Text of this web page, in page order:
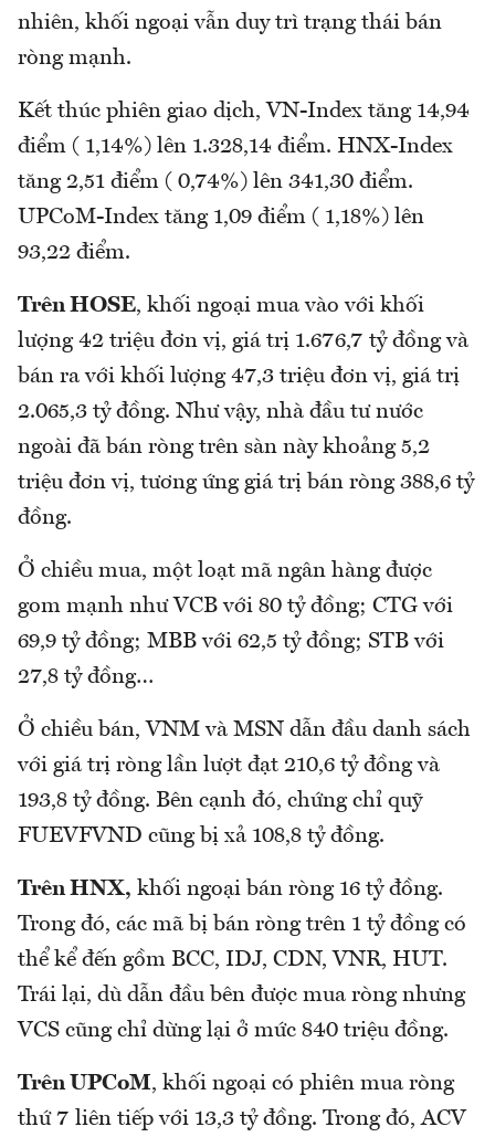
nhiên, khối ngoại vẫn duy trì trạng thái bán
ròng mạnh.
Kết thúc phiên giao dịch, VN-Index tăng 14,94
điểm ( 1,14%) lên 1.328,14 điểm. HNX-Index
tăng 2,51 điểm ( 0,74%) lên 341,30 điểm.
UPCoM-Index tăng 1,09 điểm ( 1,18%) lên
93,22 điểm.
Trên HOSE, khối ngoại mua vào với khối
lượng 42 triệu đơn vị, giá trị 1.676,7 tỷ đồng và
bán ra với khối lượng 47,3 triệu đơn vị, giá trị
2.065,3 tỷ đồng. Như vậy, nhà đầu tư nước
ngoài đã bán ròng trên sàn này khoảng 5,2
triệu đơn vị, tương ứng giá trị bán ròng 388,6 tỷ
đồng.
Ở chiều mua, một loạt mã ngân hàng được
gom mạnh như VCB với 80 tỷ đồng; CTG với
69,9 tỷ đồng; MBB với 62,5 tỷ đồng; STB với
27,8 tỷ đồng…
Ở chiều bán, VNM và MSN dẫn đầu danh sách
với giá trị ròng lần lượt đạt 210,6 tỷ đồng và
193,8 tỷ đồng. Bên cạnh đó, chứng chỉ quỹ
FUEVFVND cũng bị xả 108,8 tỷ đồng.
Trên HNX, khối ngoại bán ròng 16 tỷ đồng.
Trong đó, các mã bị bán ròng trên 1 tỷ đồng có
thể kể đến gồm BCC, IDJ, CDN, VNR, HUT.
Trái lại, dù dẫn đầu bên được mua ròng nhưng
VCS cũng chỉ dừng lại ở mức 840 triệu đồng.
Trên UPCoM, khối ngoại có phiên mua ròng
thứ 7 liên tiếp với 13,3 tỷ đồng. Trong đó, ACV